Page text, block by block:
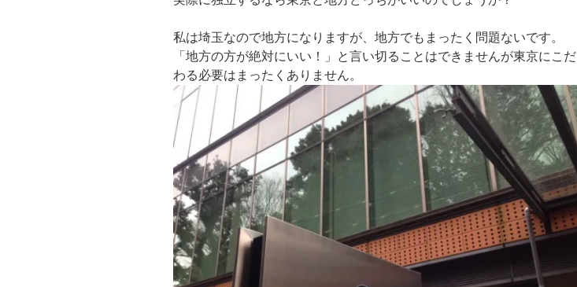
私は埼玉なので地方になりますが、地方でもまったく問題ないです。
「地方の方が絶対にいい！」と言い切ることはできませんが東京にこだ
わる必要はまったくありません。